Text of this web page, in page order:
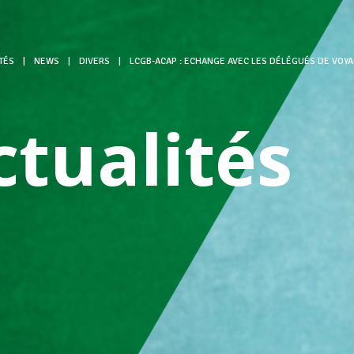
NEWS DIVERS LCGB-ACAP : ECHANGE AVEC LES DÉLÉGUÉS DE